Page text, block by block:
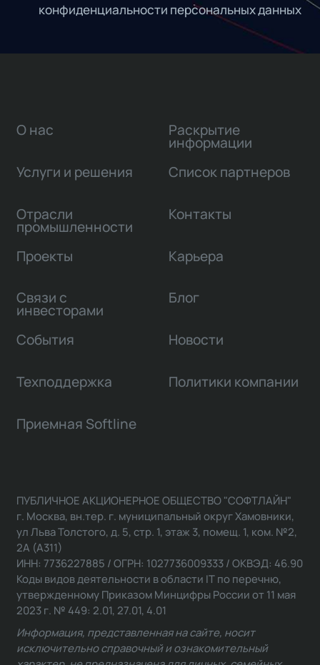
конфиденциальности персональных данных
О нас
Услуги и решения
Отрасли
промышленности
Проекты
Связи с
инвесторами
Раскрытие
информации
Список партнеров
Контакты
Карьера
Блог
События Новости
Техподдержка Политики компании
Приемная Softline
ПУБЛИЧНОЕ АКЦИОНЕРНОЕ ОБЩЕСТВО "СОФТЛАЙН"
г. Москва, вн.тер. г. муниципальный округ Хамовники,
ул Льва Толстого, д. 5, стр. 1, этаж 3, помещ. 1, ком. №2,
2А (А311)
ИНН: 7736227885 / ОГРН: 1027736009333 / ОКВЭД: 46.90
Коды видов деятельности в области IT по перечню,
утвержденному Приказом Минцифры России от 11 мая
2023 г. № 449: 2.01, 27.01, 4.01
Информация, представленная на сайте, носит
исключительно справочный и ознакомительный